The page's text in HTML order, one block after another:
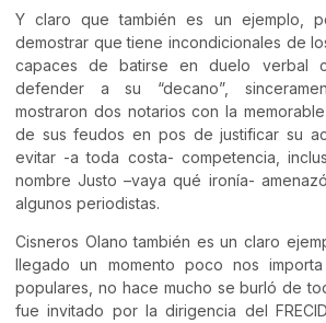
Y claro que también es un ejemplo,
demostrar que tiene incondicionales de
capaces de batirse en duelo verbal
defender a su “decano”,
mostraron dos notarios con la
de sus feudos en pos de justificar su
evitar -a toda costa- competencia,
nombre Justo –vaya qué ironía-
algunos periodistas.
Cisneros Olano también es un claro
llegado un momento poco nos
populares, no hace mucho se burló de
fue invitado por la dirigencia del